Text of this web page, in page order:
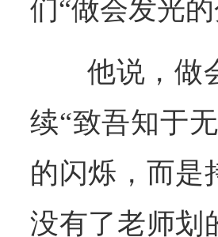
们“做会发光的
他说，做
续“致吾知于
的闪烁，而是
没有了老师划